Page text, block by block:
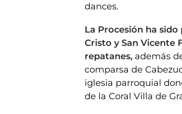
dances.
La Procesión ha
Cristo y San Vicente
repatanes, además
comparsa de
iglesia parroquial
de la Coral Villa de